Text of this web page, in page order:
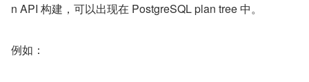
n API 构建，可以出现在 PostgreSQL plan tree 中。
例如：